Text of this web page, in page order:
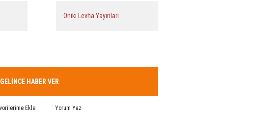
Oniki Levha Yayınları
GELİNCE HABER VER
Yorum Yaz